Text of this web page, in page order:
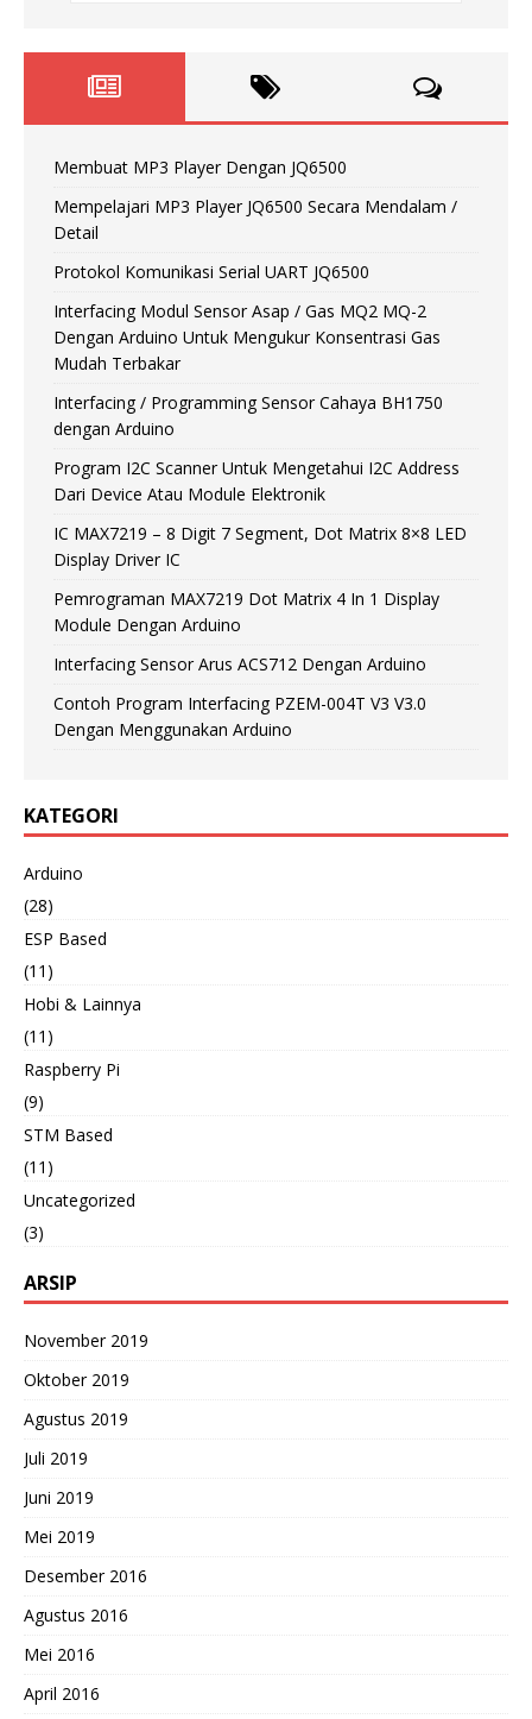
Membuat MP3 Player Dengan JQ6500
Mempelajari MP3 Player JQ6500 Secara Mendalam /
Detail
Protokol Komunikasi Serial UART JQ6500
Interfacing Modul Sensor Asap / Gas MQ2 MQ-2
Dengan Arduino Untuk Mengukur Konsentrasi Gas
Mudah Terbakar
Interfacing / Programming Sensor Cahaya BH1750
dengan Arduino
Program I2C Scanner Untuk Mengetahui I2C Address
Dari Device Atau Module Elektronik
IC MAX7219 – 8 Digit 7 Segment, Dot Matrix 8×8 LED
Display Driver IC
Pemrograman MAX7219 Dot Matrix 4 In 1 Display
Module Dengan Arduino
Interfacing Sensor Arus ACS712 Dengan Arduino
Contoh Program Interfacing PZEM-004T V3 V3.0
Dengan Menggunakan Arduino
KATEGORI
Arduino
(28)
ESP Based
(11)
Hobi & Lainnya
(11)
Raspberry Pi
(9)
STM Based
(11)
Uncategorized
(3)
ARSIP
November 2019
Oktober 2019
Agustus 2019
Juli 2019
Juni 2019
Mei 2019
Desember 2016
Agustus 2016
Mei 2016
April 2016